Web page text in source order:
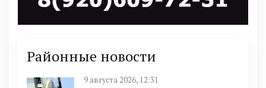
Районные новости
9 августа 2026, 12:31